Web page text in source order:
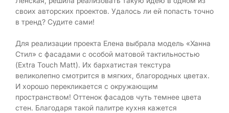
своих авторских проектов. Удалось ли ей попасть точно
в тренд? Судите сами!
Для реализации проекта Елена выбрала модель «Ханна
Стил» с фасадами с особой матовой тактильностью
(Extra Touch Matt). Их бархатистая текстура
великолепно смотрится в мягких, благородных цветах.
И хорошо перекликается с окружающим
пространством! Оттенок фасадов чуть темнее цвета
стен. Благодаря такой палитре кухня кажется